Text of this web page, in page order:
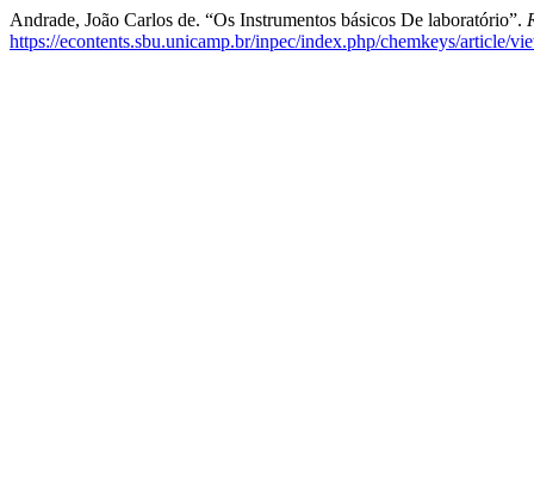
Andrade, João Carlos de. “Os Instrumentos básicos De laboratório”.
https://econtents.sbu.unicamp.br/inpec/index.php/chemkeys/article/